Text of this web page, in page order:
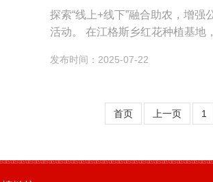
探索“线上+线下”融合助农，增
活动。 在江格斯乡红花种植基地
发布时间：2025-07-22
首页 上一页 1